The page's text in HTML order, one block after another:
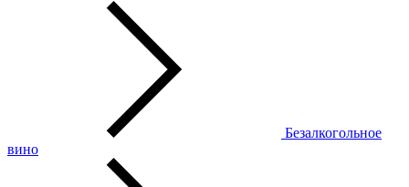
Безалкогольное
вино